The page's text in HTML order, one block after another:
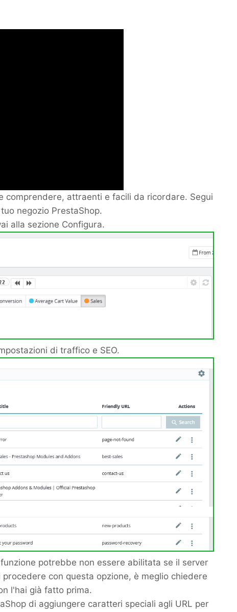
attraenti e facili da ricordare. Segui
negozio PrestaShop.
alla sezione Configura.
di traffico e SEO.
potrebbe non essere abilitata se il server
con questa opzione, è meglio chiedere
l'hai già fatto prima.
di aggiungere caratteri speciali agli URL per